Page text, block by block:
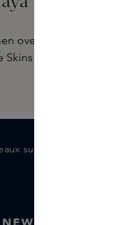
over dit prachtige
Experts.
supplémentaires
NEWSLETTER